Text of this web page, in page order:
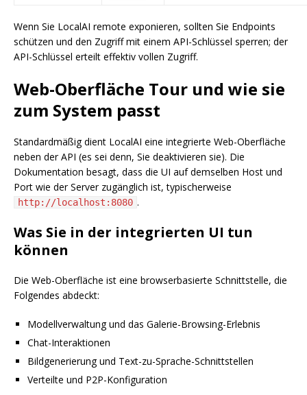
Wenn Sie LocalAI remote exponieren, sollten Sie Endpoints
schützen und den Zugriff mit einem API-Schlüssel sperren; der
API-Schlüssel erteilt effektiv vollen Zugriff.
Web-Oberfläche Tour und wie sie
zum System passt
Standardmäßig dient LocalAI eine integrierte Web-Oberfläche
neben der API (es sei denn, Sie deaktivieren sie). Die
Dokumentation besagt, dass die UI auf demselben Host und
Port wie der Server zugänglich ist, typischerweise
http://localhost:8080 .
Was Sie in der integrierten UI tun
können
Die Web-Oberfläche ist eine browserbasierte Schnittstelle, die
Folgendes abdeckt:
Modellverwaltung und das Galerie-Browsing-Erlebnis
Chat-Interaktionen
Bildgenerierung und Text-zu-Sprache-Schnittstellen
Verteilte und P2P-Konfiguration